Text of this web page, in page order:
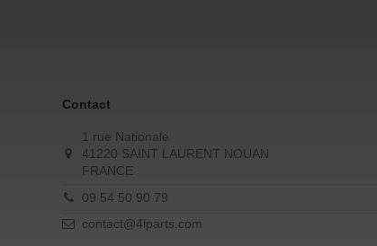
Contact
1 rue Nationale
41220 SAINT LAURENT NOUAN
FRANCE
09 54 50 90 79
contact@4lparts.com